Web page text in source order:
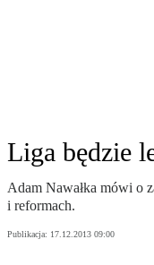
Liga będzie
Adam Nawałka mówi o
i reformach.
Publikacja: 17.12.2013 09:00